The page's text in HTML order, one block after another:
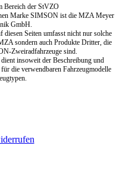
Bereich der StVZO
Marke SIMSON ist die MZA Meyer
GmbH.
diesen Seiten umfasst nicht nur solche
sondern auch Produkte Dritter, die
Zweiradfahrzeuge sind.
insoweit der Beschreibung und
die verwendbaren Fahrzeugmodelle